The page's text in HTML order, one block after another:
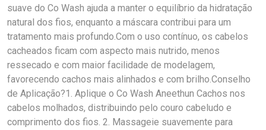
suave do Co Wash ajuda a manter o equilíbrio da hidratação
natural dos fios, enquanto a máscara contribui para um
tratamento mais profundo.Com o uso contínuo, os cabelos
cacheados ficam com aspecto mais nutrido, menos
ressecado e com maior facilidade de modelagem,
favorecendo cachos mais alinhados e com brilho.Conselho
de Aplicação?1. Aplique o Co Wash Aneethun Cachos nos
cabelos molhados, distribuindo pelo couro cabeludo e
comprimento dos fios. 2. Massageie suavemente para